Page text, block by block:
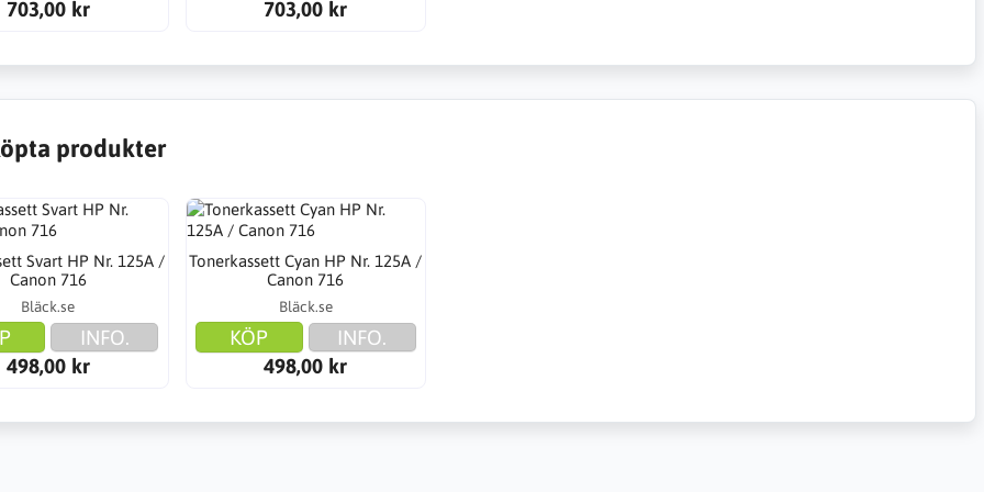
703,00 kr 703,00 kr
produkter
Svart HP Nr. 125A /
Canon 716
Bläck.se
INFO.
498,00 kr
Tonerkassett Cyan HP Nr. 125A /
Canon 716
Bläck.se
KÖP
INFO.
498,00 kr